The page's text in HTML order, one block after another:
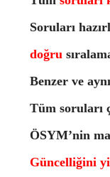
Soruları
doğru
Benzer ve
Tüm soruları
ÖSYM’nin
Güncelliğini